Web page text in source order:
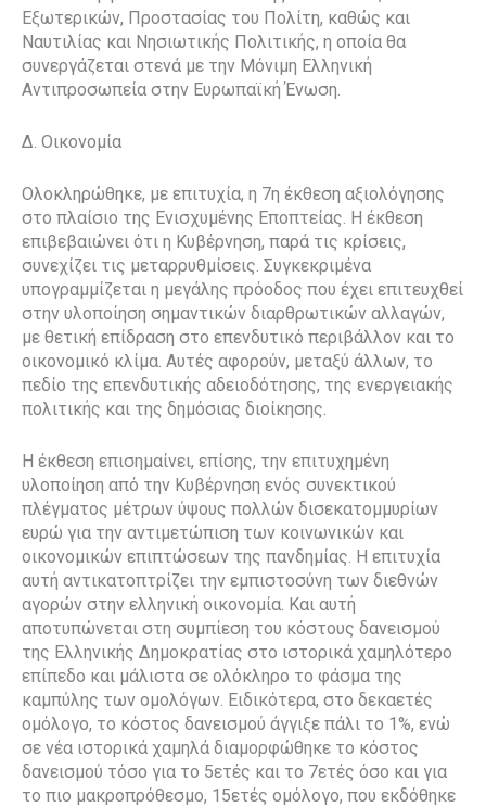
Εξωτερικών, Προστασίας του Πολίτη, καθώς και
Ναυτιλίας και Νησιωτικής Πολιτικής, η οποία θα
συνεργάζεται στενά με την Μόνιμη Ελληνική
Αντιπροσωπεία στην Ευρωπαϊκή Ένωση.
Δ. Οικονομία
Ολοκληρώθηκε, με επιτυχία, η 7η έκθεση αξιολόγησης
στο πλαίσιο της Ενισχυμένης Εποπτείας. Η έκθεση
επιβεβαιώνει ότι η Κυβέρνηση, παρά τις κρίσεις,
συνεχίζει τις μεταρρυθμίσεις. Συγκεκριμένα
υπογραμμίζεται η μεγάλης πρόοδος που έχει επιτευχθεί
στην υλοποίηση σημαντικών διαρθρωτικών αλλαγών,
με θετική επίδραση στο επενδυτικό περιβάλλον και το
οικονομικό κλίμα. Αυτές αφορούν, μεταξύ άλλων, το
πεδίο της επενδυτικής αδειοδότησης, της ενεργειακής
πολιτικής και της δημόσιας διοίκησης.
Η έκθεση επισημαίνει, επίσης, την επιτυχημένη
υλοποίηση από την Κυβέρνηση ενός συνεκτικού
πλέγματος μέτρων ύψους πολλών δισεκατομμυρίων
ευρώ για την αντιμετώπιση των κοινωνικών και
οικονομικών επιπτώσεων της πανδημίας. Η επιτυχία
αυτή αντικατοπτρίζει την εμπιστοσύνη των διεθνών
αγορών στην ελληνική οικονομία. Και αυτή
αποτυπώνεται στη συμπίεση του κόστους δανεισμού
της Ελληνικής Δημοκρατίας στο ιστορικά χαμηλότερο
επίπεδο και μάλιστα σε ολόκληρο το φάσμα της
καμπύλης των ομολόγων. Ειδικότερα, στο δεκαετές
ομόλογο, το κόστος δανεισμού άγγιξε πάλι το 1%, ενώ
σε νέα ιστορικά χαμηλά διαμορφώθηκε το κόστος
δανεισμού τόσο για το 5ετές και το 7ετές όσο και για
το πιο μακροπρόθεσμο, 15ετές ομόλογο, που εκδόθηκε